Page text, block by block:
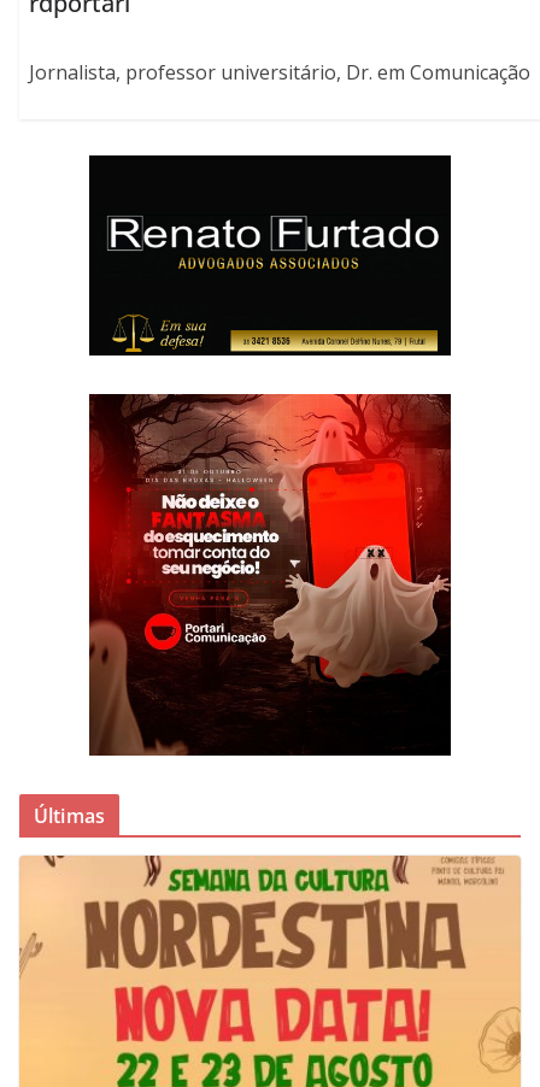
Jornalista, professor universitário, Dr. em Comunicação
Últimas